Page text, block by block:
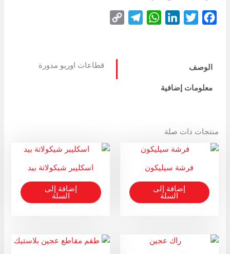
Facebook
Twitter
LinkedIn
WhatsApp
Telegram
الوصف
معلومات إضافية
قطاعات اوريو مدورة
منتجات ذات صلة
فرشة سيليكون
إضافة إلى
السلة
اسكليبر شيكولاتة بيد
إضافة إلى
السلة